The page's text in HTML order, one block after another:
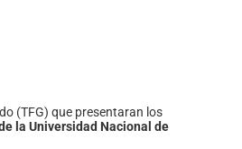
(TFG) que presentaran los
la Universidad Nacional de